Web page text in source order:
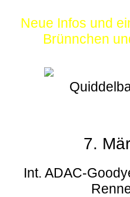
Neue Infos und
Brünnchen
7.
Int. ADAC-